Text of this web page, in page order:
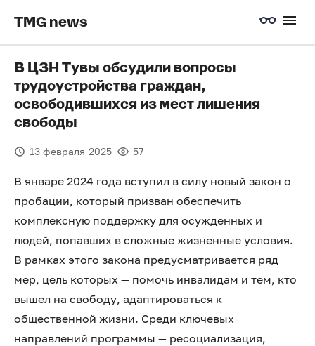
TMG news
В ЦЗН Тувы обсудили вопросы
трудоустройства граждан,
освободившихся из мест лишения
свободы
13 февраля 2025 57
В январе 2024 года вступил в силу новый закон о
пробации, который призван обеспечить
комплексную поддержку для осужденных и
людей, попавших в сложные жизненные условия.
В рамках этого закона предусматривается ряд
мер, цель которых — помочь инвалидам и тем, кто
вышел на свободу, адаптироваться к
общественной жизни. Среди ключевых
направлений программы — ресоциализация,